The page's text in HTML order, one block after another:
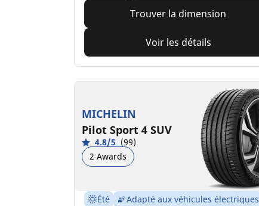
Trouver la dimension
Voir les détails
MICHELIN
Pilot Sport 4 SUV
4.8/5 (99)
2 Awards
Été
Adapté aux véhicules électriques